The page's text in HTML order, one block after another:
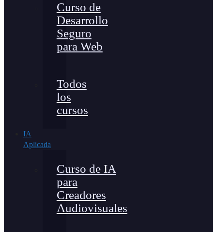
Curso de
Desarrollo
Seguro
para Web
Todos
los
cursos
IA
Aplicada
Curso de IA
para
Creadores
Audiovisuales